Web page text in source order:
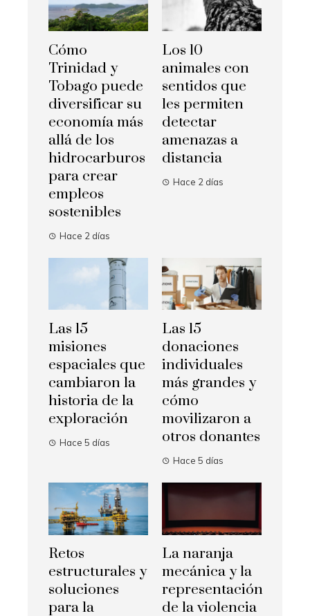
Cómo
Trinidad y
Tobago puede
diversificar su
economía más
allá de los
hidrocarburos
para crear
empleos
sostenibles
Hace 2 días
Los 10
animales con
sentidos que
les permiten
detectar
amenazas a
distancia
Hace 2 días
Las 15
misiones
espaciales que
cambiaron la
historia de la
exploración
Hace 5 días
Las 15
donaciones
individuales
más grandes y
cómo
movilizaron a
otros donantes
Hace 5 días
Retos
estructurales y
soluciones
para la
La naranja
mecánica y la
representación
de la violencia